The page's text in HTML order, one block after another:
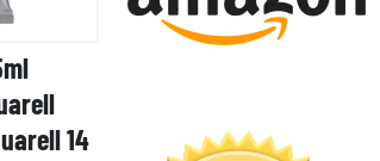
14